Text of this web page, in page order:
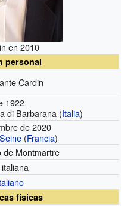
en 2010
personal
Cardin
1922
di Barbarana (Italia)
de 2020
(Francia)
de Montmartre
físicas